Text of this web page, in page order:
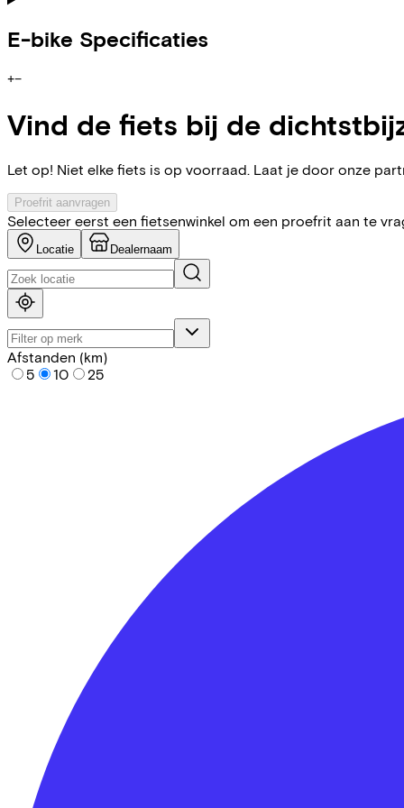
E-bike Specificaties
+−
Vind de fiets bij de
Let op! Niet elke fiets is op voorraad. Laat je door onze
Proefrit aanvragen
Selecteer eerst een fietsenwinkel om een proefrit aan te
Locatie Dealernaam
Afstanden (km)
5
10 25